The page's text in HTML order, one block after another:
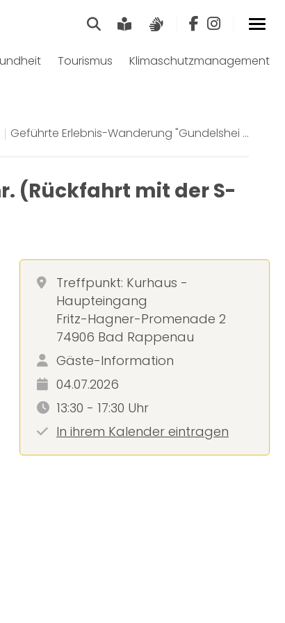
SucheLeichte Sprache
Tourismus Klimaschutzmanagement
Geführte Erlebnis-Wanderung "Gundelshei ...
(Rückfahrt mit der S-
Treffpunkt: Kurhaus -
Haupteingang
Fritz-Hagner-Promenade 2
74906 Bad Rappenau
Gäste-Information
04.07.2026
13:30 - 17:30 Uhr
In ihrem Kalender eintragen